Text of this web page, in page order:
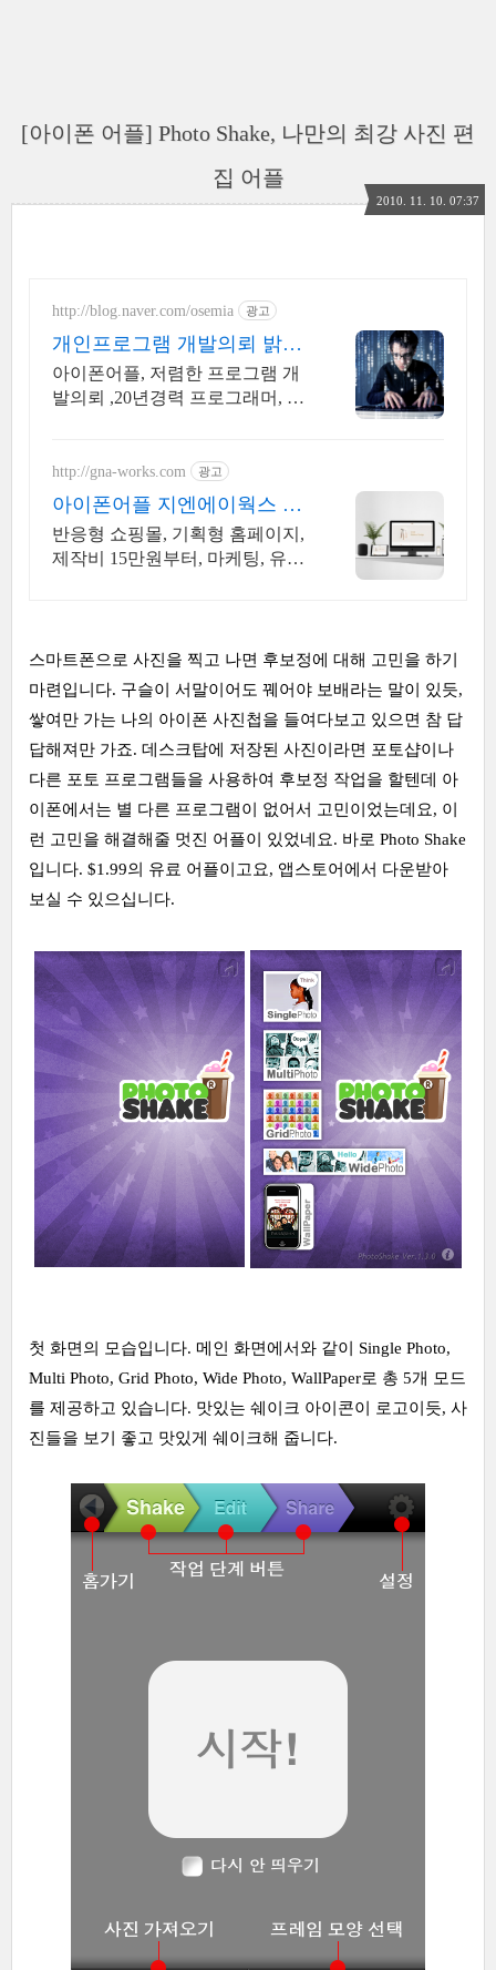
[아이폰 어플] Photo Shake, 나만의 최강 사진 편
집 어플
2010. 11. 10. 07:37
http://blog.naver.com/osemia 광고
개인프로그램 개발의뢰 밝은
터
아이폰어플, 저렴한 프로그램 개
발의뢰 ,20년경력 프로그래머, 책
http://gna-works.com 광고
아이폰어플 지엔에이웍스 제
작비용 최저 15만원부터!
반응형 쇼핑몰, 기획형 홈페이지,
제작비 15만원부터, 마케팅, 유지
스마트폰으로 사진을 찍고 나면 후보정에 대해 고민을 하기
마련입니다. 구슬이 서말이어도 꿰어야 보배라는 말이 있듯,
쌓여만 가는 나의 아이폰 사진첩을 들여다보고 있으면 참 답
답해져만 가죠. 데스크탑에 저장된 사진이라면 포토샵이나
다른 포토 프로그램들을 사용하여 후보정 작업을 할텐데 아
이폰에서는 별 다른 프로그램이 없어서 고민이었는데요, 이
런 고민을 해결해줄 멋진 어플이 있었네요. 바로 Photo Shake
입니다. $1.99의 유료 어플이고요, 앱스토어에서 다운받아
보실 수 있으십니다.
첫 화면의 모습입니다. 메인 화면에서와 같이 Single Photo,
Multi Photo, Grid Photo, Wide Photo, WallPaper로 총 5개 모드
를 제공하고 있습니다. 맛있는 쉐이크 아이콘이 로고이듯, 사
진들을 보기 좋고 맛있게 쉐이크해 줍니다.